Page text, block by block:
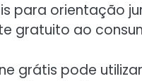
para orientação
gratuito ao
grátis pode